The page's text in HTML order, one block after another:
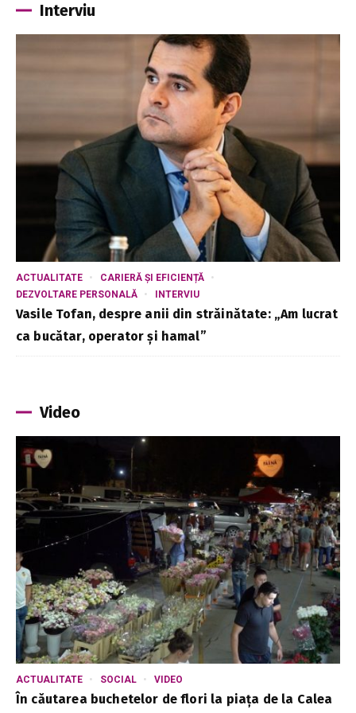
Interviu
ACTUALITATE
CARIERĂ ȘI EFICIENȚĂ
DEZVOLTARE PERSONALĂ
INTERVIU
Vasile Tofan, despre anii din străinătate: „Am lucrat
ca bucătar, operator și hamal”
Video
ACTUALITATE SOCIAL VIDEO
În căutarea buchetelor de flori la piața de la Calea